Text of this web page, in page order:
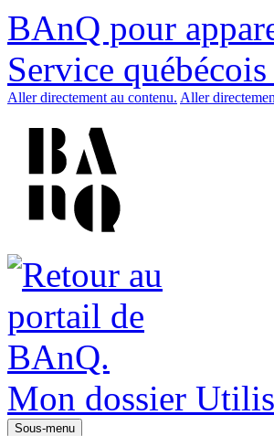
BAnQ pour
Service
Aller directement au contenu. Aller
Mon dossier
Sous-menu